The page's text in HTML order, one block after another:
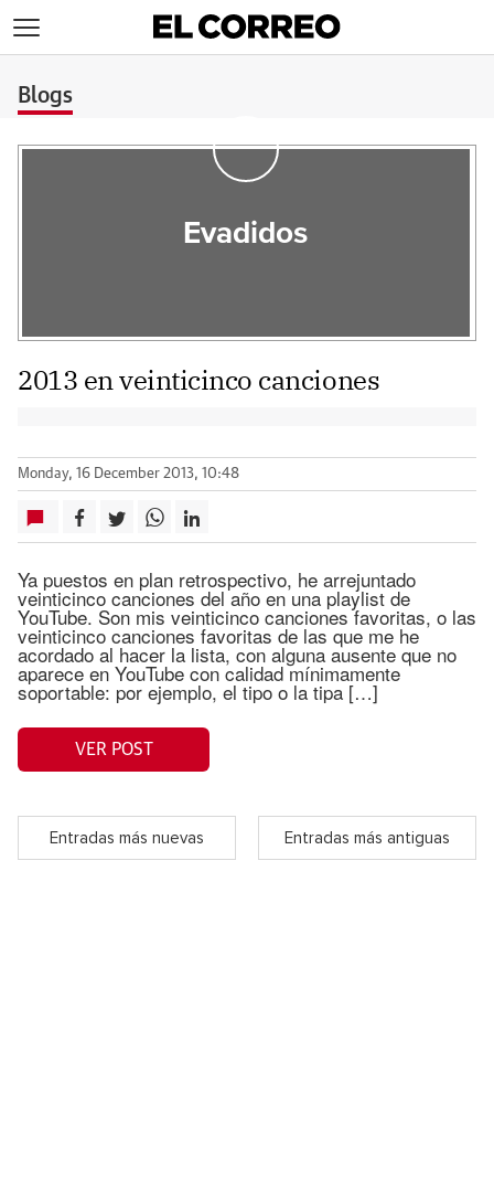
Blogs
Evadidos
2013 en veinticinco canciones
Monday, 16 December 2013, 10:48
Ya puestos en plan retrospectivo, he arrejuntado
veinticinco canciones del año en una playlist de
YouTube. Son mis veinticinco canciones favoritas, o las
veinticinco canciones favoritas de las que me he
acordado al hacer la lista, con alguna ausente que no
aparece en YouTube con calidad mínimamente
soportable: por ejemplo, el tipo o la tipa […]
VER POST
Entradas más nuevas Entradas más antiguas